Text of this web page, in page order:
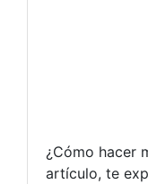
¿Cómo hacer
artículo, te